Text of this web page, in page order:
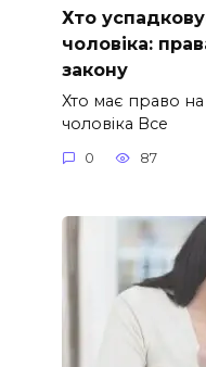
Хто
чоловіка:
закону
Хто має право на
чоловіка Все
0 87